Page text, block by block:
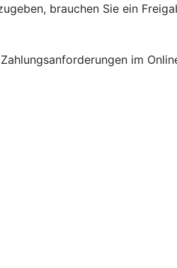
brauchen Sie ein
im